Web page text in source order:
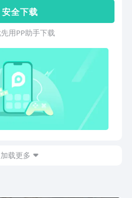
含 用生命去狙击 《因法之名》现
材进入深水 《猎手》:一个鬼子
《伏击》：血火围城 南京保卫战
喊你回来》：盲女孩大胆追爱
》：徐佳 &斓曦 战斗在敌人的心
喜盈门》：潘长江版《乡村爱
军人机密》两代军人无声演绎生
《皮影》：中国版的“史密斯夫妇”
使命》：龙潭双枪锄奸录 《特殊
誓死保卫零号首长 《龙凤店传
菲儿&宋铭宇旷世奇恋 《惊情48
怒放的声响》：帅版许三多 军营
罪恶 《解放大西南》：战斗在
《青年霍元甲之威震津门》：
安 全 下 载
用PP助手下载
加载更多